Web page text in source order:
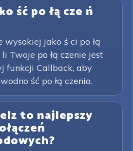
ść po łą cze ń
wysokiej jako ś ci po łą
li Twoje po łą czenie jest
funkcji Callback, aby
ść po łą czenia.
to najlepszy